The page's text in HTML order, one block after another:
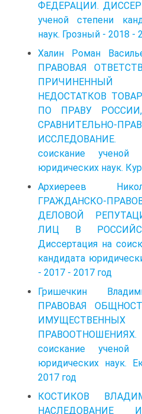
ФЕДЕРАЦИИ.
ученой степени
наук. Грозный - 2018 -
Халин Роман
ПРАВОВАЯ
НЕДОСТАТКОВ
ПО ПРАВУ
СРАВНИТЕЛЬНО-
ИССЛЕДОВАНИЕ.
соискание ученой
юридических наук.
Архиереев
ГРАЖДАНСКО-
ДЕЛОВОЙ
ЛИЦ В
Диссертация на
кандидата
- 2017 - 2017 год
Гришечкин
ПРАВОВАЯ
соискание ученой
юридических наук.
2017 год
КОСТИКОВ
НАСЛЕДОВАНИЕ